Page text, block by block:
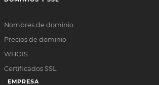
Nombres de dominio
Precios de dominio
WHOIS
Certificados SSL
EMPRESA